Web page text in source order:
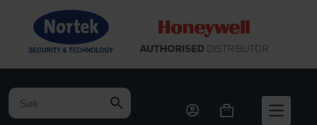
innholdet
Handlekurv